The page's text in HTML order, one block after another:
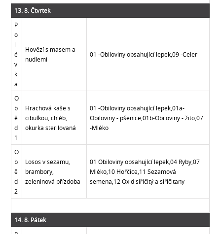
13. 8. Čtvrtek
P
o
l
é
v
k
a
Hovězí s masem a
nudlemi
01 -Obiloviny obsahující lepek,09 -Celer
O
b
ě
d
1
Hrachová kaše s
cibulkou, chléb,
okurka sterilovaná
01 -Obiloviny obsahující lepek,01a-
Obiloviny - pšenice,01b-Obiloviny - žito,07
-Mléko
O
b
ě
d
2
Losos v sezamu,
brambory,
zeleninová přízdoba
01 Obiloviny obsahující lepek,04 Ryby,07
Mléko,10 Hořčice,11 Sezamová
semena,12 Oxid siřičitý a siřičitany
14. 8. Pátek